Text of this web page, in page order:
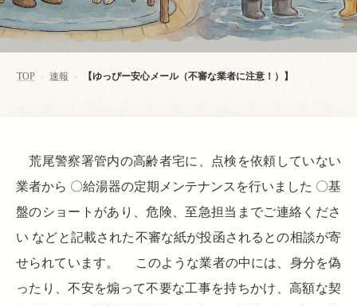
TOP > 速報 > 【ゆっぴー安心メール（不審な業者に注意！）】
荒尾警察署管内の高齢者宅に、点検を依頼していない
業者から 〇給湯器の定期メンテナンスを行いました 〇基
盤のショートがあり、危険、至急担当までご連絡くださ
い などと記載された不審な紙が投函されるとの相談が寄
せられています。 このような業者の中には、身分を偽
ったり、不安を煽って不要な工事を持ちかけ、高額な契